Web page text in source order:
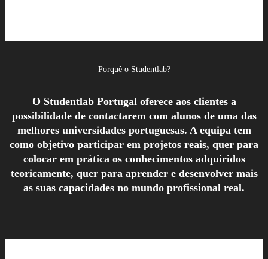
Porquê o Studentlab?
O Studentlab Portugal oferece aos clientes a
possibilidade de contactarem com alunos de uma das
melhores universidades portuguesas. A equipa tem
como objetivo participar em projetos reais, quer para
colocar em prática os conhecimentos adquiridos
teoricamente, quer para aprender e desenvolver mais
as suas capacidades no mundo profissional real.